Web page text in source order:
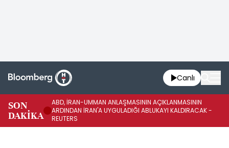
Canlı
SON
DAKİKA
ABD, İRAN-UMMAN ANLAŞMASININ AÇIKLANMASININ
ARDINDAN İRAN'A UYGULADIĞI ABLUKAYI KALDIRACAK -
REUTERS